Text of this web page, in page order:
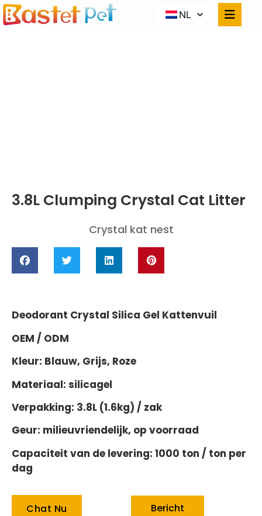
NL
3.8L Clumping Crystal Cat Litter
Crystal kat nest
Deodorant Crystal Silica Gel Kattenvuil
OEM / ODM
Kleur: Blauw, Grijs, Roze
Materiaal: silicagel
Verpakking: 3.8L (1.6kg) / zak
Geur: milieuvriendelijk, op voorraad
Capaciteit van de levering: 1000 ton / ton per
dag
Chat Nu Bericht